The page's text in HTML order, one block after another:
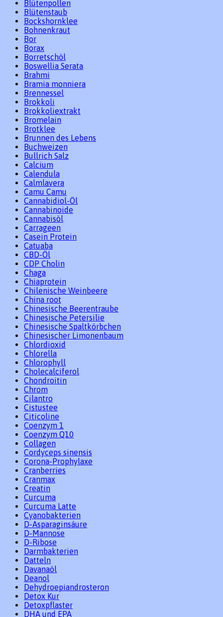
Blütenpollen
Blütenstaub
Bockshornklee
Bohnenkraut
Bor
Borax
Borretschöl
Boswellia Serata
Brahmi
Bramia monniera
Brennessel
Brokkoli
Brokkoliextrakt
Bromelain
Brotklee
Brunnen des Lebens
Buchweizen
Bullrich Salz
Calcium
Calendula
Calmlavera
Camu Camu
Cannabidiol-Öl
Cannabinoide
Cannabisöl
Carrageen
Casein Protein
Catuaba
CBD-Öl
CDP Cholin
Chaga
Chiaprotein
Chilenische Weinbeere
China root
Chinesische Beerentraube
Chinesische Petersilie
Chinesische Spaltkörbchen
Chinesischer Limonenbaum
Chlordioxid
Chlorella
Chlorophyll
Cholecalciferol
Chondroitin
Chrom
Cilantro
Cistustee
Citicoline
Coenzym 1
Coenzym Q10
Collagen
Cordyceps sinensis
Corona-Prophylaxe
Cranberries
Cranmax
Creatin
Curcuma
Curcuma Latte
Cyanobakterien
D-Asparaginsäure
D-Mannose
D-Ribose
Darmbakterien
Datteln
Davanaöl
Deanol
Dehydroepiandrosteron
Detox Kur
Detoxpflaster
DHA und EPA